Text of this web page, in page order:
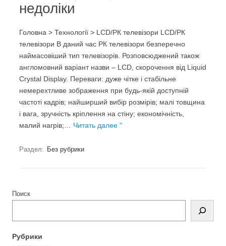
недоліки
Головна > Технології > LCD/РК телевізори LCD/РК
телевізори В даний час РК телевізори безперечно
наймасовіший тип телевізорів. Розповсюджений також
англомовний варіант назви – LCD, скорочення від Liquid
Crystal Display. Переваги: дуже чітке і стабільне
немерехтливе зображення при будь-якій доступній
частоті кадрів; найширший вибір розмірів; малі товщина
і вага, зручність кріплення на стіну; економічність,
малий нагрів;… Читать далее "
Раздел: Без рубрики
Поиск
Рубрики